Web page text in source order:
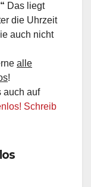
Das liegt
die Uhrzeit
auch nicht
alle
!
auch auf
Schreib